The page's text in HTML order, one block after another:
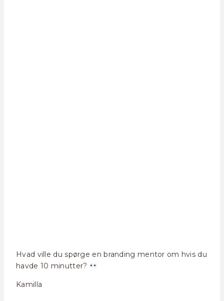
Hvad ville du spørge en branding mentor om hvis du
havde 10 minutter?
Kamilla